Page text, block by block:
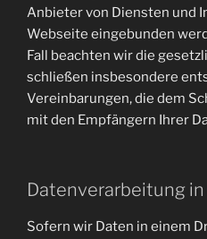
Anbieter von Diensten und
Webseite eingebunden
Fall beachten wir die
schließen insbesondere
Vereinbarungen, die dem
mit den Empfängern Ihrer
Datenverarbeitung
Sofern wir Daten in einem